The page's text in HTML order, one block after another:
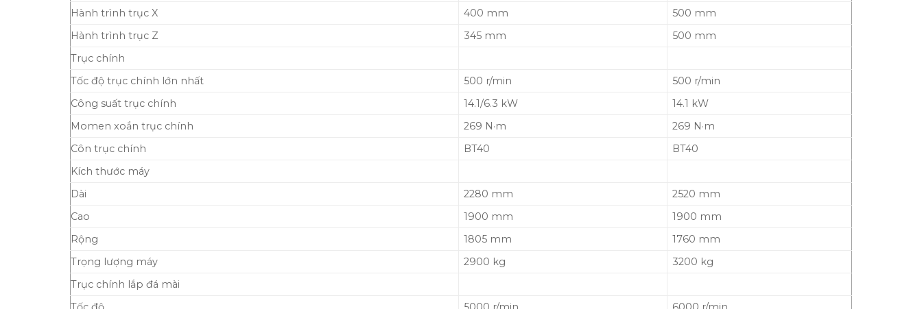
Hành trình trục X
400 mm
500 mm
Hành trình trục Z
345 mm
500 mm
Trục chính
Tốc độ trục chính lớn nhất
500 r/min
500 r/min
Công suất trục chính
14.1/6.3 kW
14.1 kW
Momen xoắn trục chính
269 N·m
269 N·m
Côn trục chính
BT40
BT40
Kích thước máy
Dài
2280 mm
2520 mm
Cao
1900 mm
1900 mm
Rộng
1805 mm
1760 mm
Trọng lượng máy
2900 kg
3200 kg
Trục chính lắp đá mài